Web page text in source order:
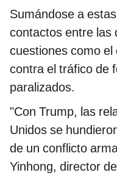
Sumándose a
contactos entre las
cuestiones como
contra el tráfico de
paralizados.
"Con Trump, las
Unidos se
de un conflicto
Yinhong, director